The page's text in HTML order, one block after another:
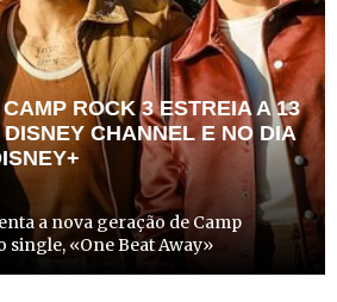
ROCK 3 ESTREIA A 13
CHANNEL E NO DIA
a nova geração de Camp
«One Beat Away»